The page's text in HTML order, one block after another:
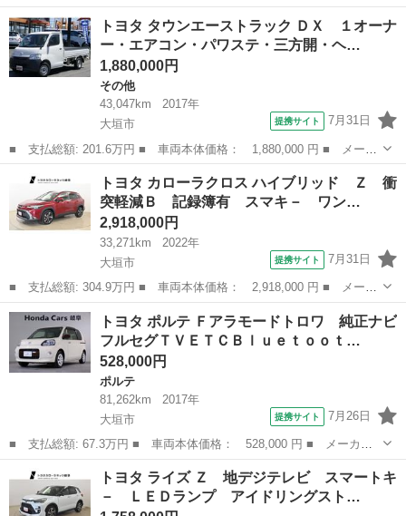
ー名： トヨタ ■ 車種名： アクア ■ グレード名： Ｓ Ｐウイ
ンドウ ＤＶＤ視聴 リアカメラ ＡＣ ナビＴＶ イモビライザ
ＷＳＲＳ...
岐阜 大垣市 アクア
トヨタ タウンエーストラック ＤＸ １オーナ
ー・エアコン・パワステ・三方開・ヘ…
1,880,000円
その他
43,047km
2017年
大垣市
提携サイト 7月31日
■ 支払総額: 201.6万円 ■ 車両本体価格： 1,880,000 円 ■ メーカ
ー名： トヨタ ■ 車種名： タウンエーストラック ■ グレード
名： ＤＸ １オーナー・エアコン・パワステ・三方開・ヘッドライ
トレベライ...
岐阜 その他
トヨタ カローラクロス ハイブリッド Ｚ 衝
突軽減Ｂ 記録簿有 スマキ－ ワン…
2,918,000円
33,271km
2022年
大垣市
提携サイト 7月31日
■ 支払総額: 304.9万円 ■ 車両本体価格： 2,918,000 円 ■ メーカ
ー名： トヨタ ■ 車種名： カローラクロス ■ グレード名： ハ
イブリッド Ｚ 衝突軽減Ｂ 記録簿有 スマキ－ ワンオーナ Ｂ
モニター...
岐阜 大垣市 トヨタ
トヨタ ポルテ Ｆアラモードトロワ 純正ナビ
フルセグＴＶＥＴＣＢｌｕｅｔｏｏｔ…
528,000円
ポルテ
81,262km
2017年
大垣市
提携サイト 7月26日
■ 支払総額: 67.3万円 ■ 車両本体価格： 528,000 円 ■ メーカー
名： トヨタ ■ 車種名： ポルテ ■ グレード名： Ｆアラモード
トロワ 純正ナビフルセグＴＶＥＴＣＢｌｕｅｔｏｏｔｈ接続 ■ 排
気量： 1...
岐阜 ポルテ
トヨタ ライズ Ｚ 地デジテレビ スマートキ
－ ＬＥＤランプ アイドリングスト…